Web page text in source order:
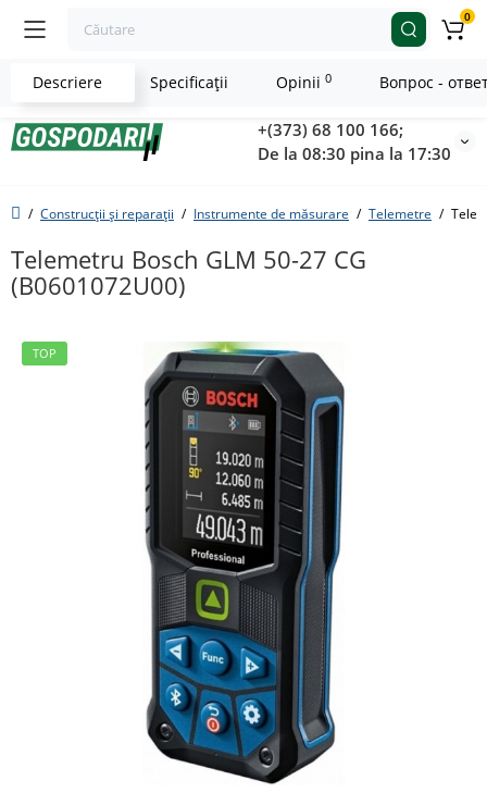
+(373) 68 100 166;
De la 08:30 pina la 17:30
0
Construcții și reparații Instrumente de măsurare Telemetre
Telemetru Bosch GLM 50-27 CG
(B0601072U00)
TOP
Descriere Specificaţii Opinii 0 Вопрос -